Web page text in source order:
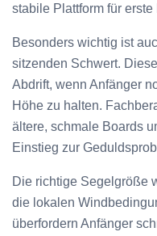
stabile Plattform für
Besonders wichtig ist
sitzenden Schwert.
Abdrift, wenn Anfänger
Höhe zu halten.
ältere, schmale Boards
Einstieg zur
Die richtige Segelgröße
die lokalen
überfordern Anfänger